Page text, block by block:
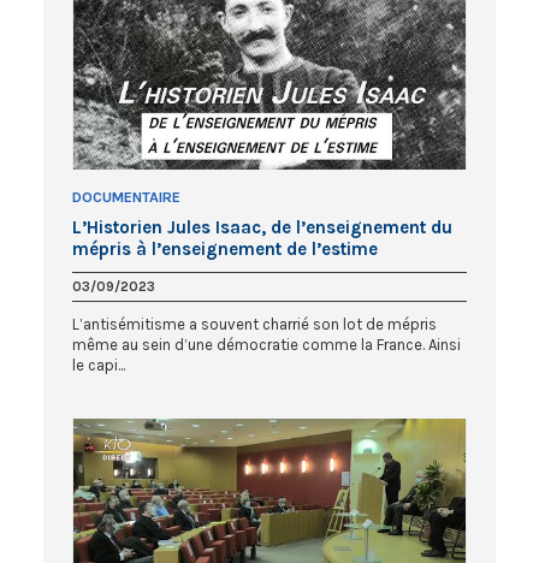
DOCUMENTAIRE
L’Historien Jules Isaac, de l’enseignement du
mépris à l’enseignement de l’estime
03/09/2023
L’antisémitisme a souvent charrié son lot de mépris
même au sein d’une démocratie comme la France. Ainsi
le capi...